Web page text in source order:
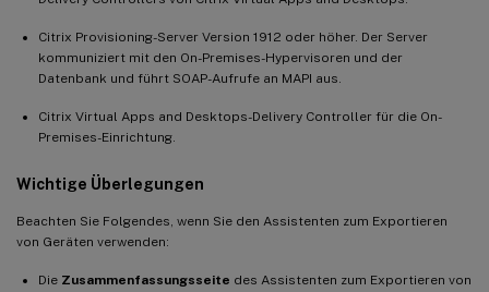
Citrix Provisioning-Server Version 1912 oder höher. Der Server
kommuniziert mit den On-Premises-Hypervisoren und der
Datenbank und führt SOAP-Aufrufe an MAPI aus.
Citrix Virtual Apps and Desktops-Delivery Controller für die On-
Premises-Einrichtung.
Wichtige Überlegungen
Beachten Sie Folgendes, wenn Sie den Assistenten zum Exportieren
von Geräten verwenden:
Die Zusammenfassungsseite des Assistenten zum Exportieren von